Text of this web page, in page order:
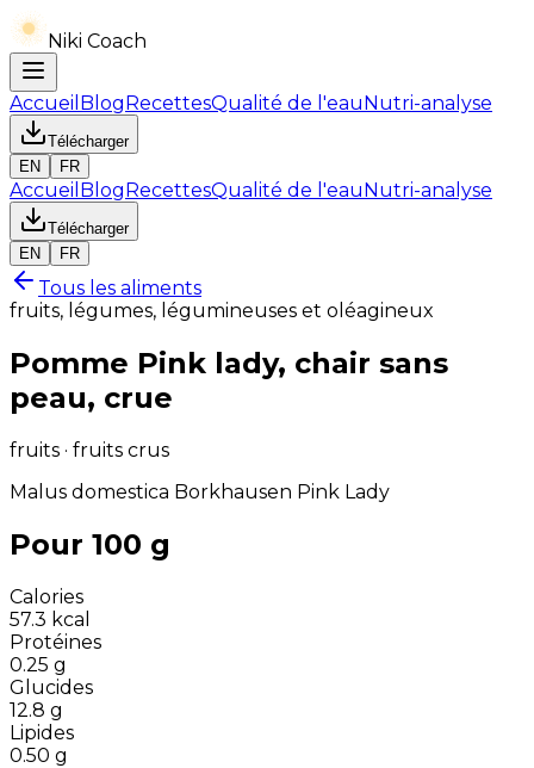
Niki Coach
Accueil BlogRecettesQualité de l'eauNutri-analyse
Télécharger
EN
FR
Accueil BlogRecettesQualité de l'eauNutri-analyse
Télécharger
EN
FR
Tous les aliments
fruits, légumes, légumineuses et oléagineux
Pomme Pink lady, chair sans
peau, crue
fruits · fruits crus
Malus domestica Borkhausen Pink Lady
Pour 100 g
Calories
57.3 kcal
Protéines
0.25 g
Glucides
12.8 g
Lipides
0.50 g